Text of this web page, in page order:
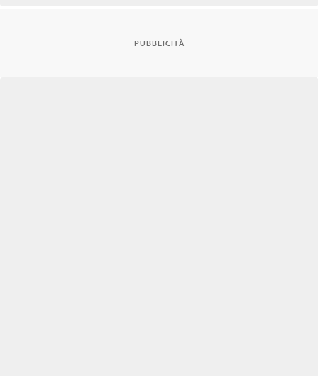
PUBBLICITÀ